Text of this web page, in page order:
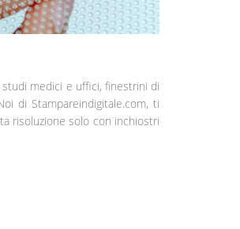
medici e uffici, finestrini di
di Stampareindigitale.com, ti
risoluzione solo con inchiostri